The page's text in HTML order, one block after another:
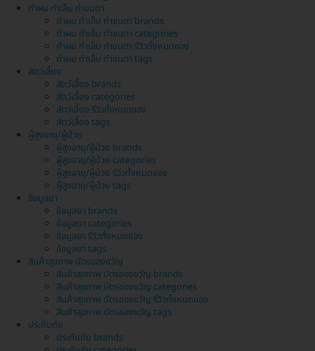
ทำผม ทำเล็บ ทำขนตา
ทำผม ทำเล็บ ทำขนตา brands
ทำผม ทำเล็บ ทำขนตา categories
ทำผม ทำเล็บ ทำขนตา รีวิวทั้งหมดของ
ทำผม ทำเล็บ ทำขนตา tags
สัตว์เลี้ยง
สัตว์เลี้ยง brands
สัตว์เลี้ยง categories
สัตว์เลี้ยง รีวิวทั้งหมดของ
สัตว์เลี้ยง tags
ผู้สูงอายุ/ผู้ป่วย
ผู้สูงอายุ/ผู้ป่วย brands
ผู้สูงอายุ/ผู้ป่วย categories
ผู้สูงอายุ/ผู้ป่วย รีวิวทั้งหมดของ
ผู้สูงอายุ/ผู้ป่วย tags
ข้อมูลยา
ข้อมูลยา brands
ข้อมูลยา categories
ข้อมูลยา รีวิวทั้งหมดของ
ข้อมูลยา tags
สินค้าสุขภาพ บัตรของขวัญ
สินค้าสุขภาพ บัตรของขวัญ brands
สินค้าสุขภาพ บัตรของขวัญ categories
สินค้าสุขภาพ บัตรของขวัญ รีวิวทั้งหมดของ
สินค้าสุขภาพ บัตรของขวัญ tags
ประกันภัย
ประกันภัย brands